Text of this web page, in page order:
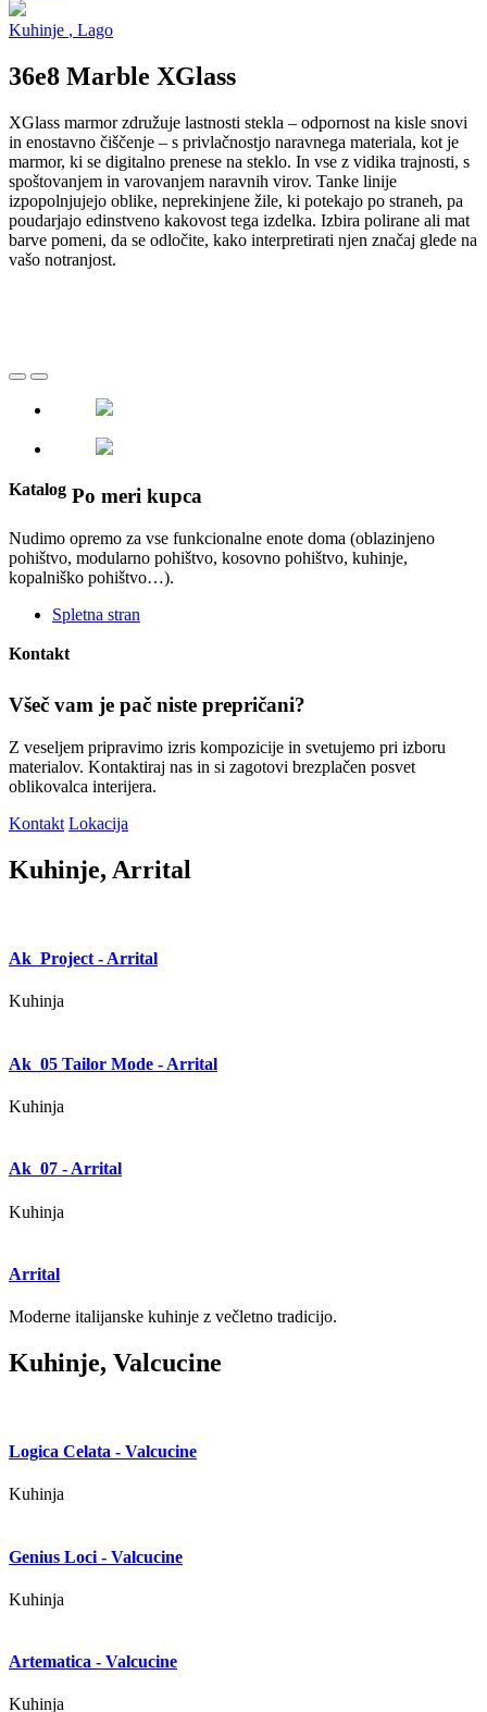
Kuhinje , Lago
36e8 Marble XGlass
XGlass marmor združuje lastnosti stekla – odpornost na kisle snovi
in enostavno čiščenje – s privlačnostjo naravnega materiala, kot je
marmor, ki se digitalno prenese na steklo. In vse z vidika trajnosti, s
spoštovanjem in varovanjem naravnih virov. Tanke linije
izpopolnjujejo oblike, neprekinjene žile, ki potekajo po straneh, pa
poudarjajo edinstveno kakovost tega izdelka. Izbira polirane ali mat
barve pomeni, da se odločite, kako interpretirati njen značaj glede na
vašo notranjost.
Katalog Po meri kupca
Nudimo opremo za vse funkcionalne enote doma (oblazinjeno
pohištvo, modularno pohištvo, kosovno pohištvo, kuhinje,
kopalniško pohištvo…).
Spletna stran
Kontakt
Všeč vam je pač niste prepričani?
Z veseljem pripravimo izris kompozicije in svetujemo pri izboru
materialov. Kontaktiraj nas in si zagotovi brezplačen posvet
oblikovalca interijera.
Kontakt Lokacija
Kuhinje, Arrital
Ak_Project - Arrital
Kuhinja
Ak_05 Tailor Mode - Arrital
Kuhinja
Ak_07 - Arrital
Kuhinja
Arrital
Moderne italijanske kuhinje z večletno tradicijo.
Kuhinje, Valcucine
Logica Celata - Valcucine
Kuhinja
Genius Loci - Valcucine
Kuhinja
Artematica - Valcucine
Kuhinja